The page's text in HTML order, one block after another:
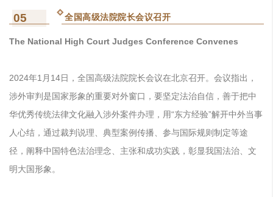
05 全国高级法院院长会议召开
The National High Court Judges Conference Convenes
2024年1月14日，全国高级法院院长会议在北京召开。会议指出，
涉外审判是国家形象的重要对外窗口，要坚定法治自信，善于把中
华优秀传统法律文化融入涉外案件办理，用“东方经验”解开中外当事
人心结，通过裁判说理、典型案例传播、参与国际规则制定等途
径，阐释中国特色法治理念、主张和成功实践，彰显我国法治、文
明大国形象。